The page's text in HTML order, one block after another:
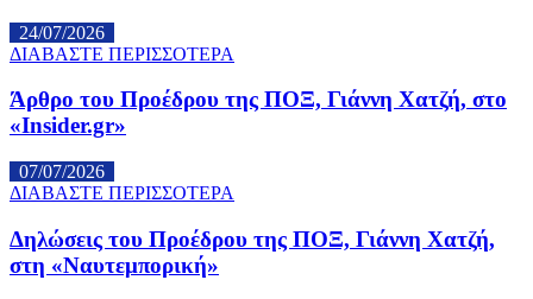
24/07/2026
ΔΙΑΒΑΣΤΕ ΠΕΡΙΣΣΟΤΕΡΑ
Άρθρο του Προέδρου της ΠΟΞ, Γιάννη Χατζή, στο
«Insider.gr»
07/07/2026
ΔΙΑΒΑΣΤΕ ΠΕΡΙΣΣΟΤΕΡΑ
Δηλώσεις του Προέδρου της ΠΟΞ, Γιάννη Χατζή,
στη «Ναυτεμπορική»